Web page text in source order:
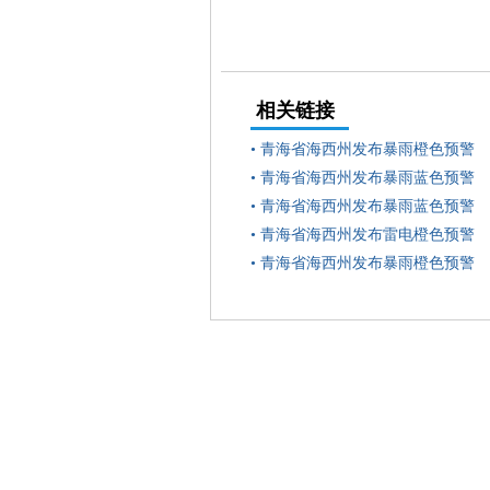
相关链接
• 青海省海西州发布暴雨橙色预警
• 青海省海西州发布暴雨蓝色预警
• 青海省海西州发布暴雨蓝色预警
• 青海省海西州发布雷电橙色预警
• 青海省海西州发布暴雨橙色预警